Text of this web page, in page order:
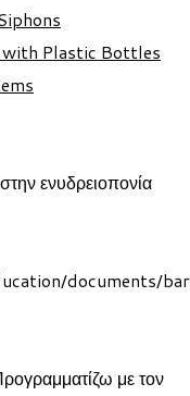
with Plastic Bottles
ενυδρειοπονία
/documents/
με τον